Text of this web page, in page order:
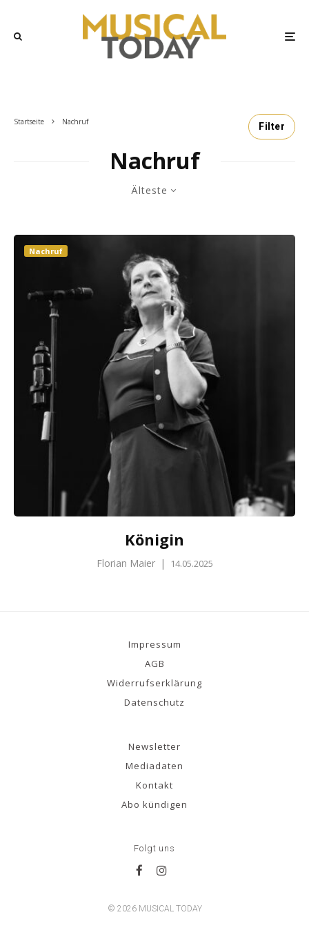
Startseite Nachruf Filter
Nachruf
Älteste
Nachruf
Königin
Florian Maier | 14.05.2025
Impressum
AGB
Widerrufserklärung
Datenschutz
Newsletter
Mediadaten
Kontakt
Abo kündigen
Folgt uns
© 2026 MUSICAL TODAY